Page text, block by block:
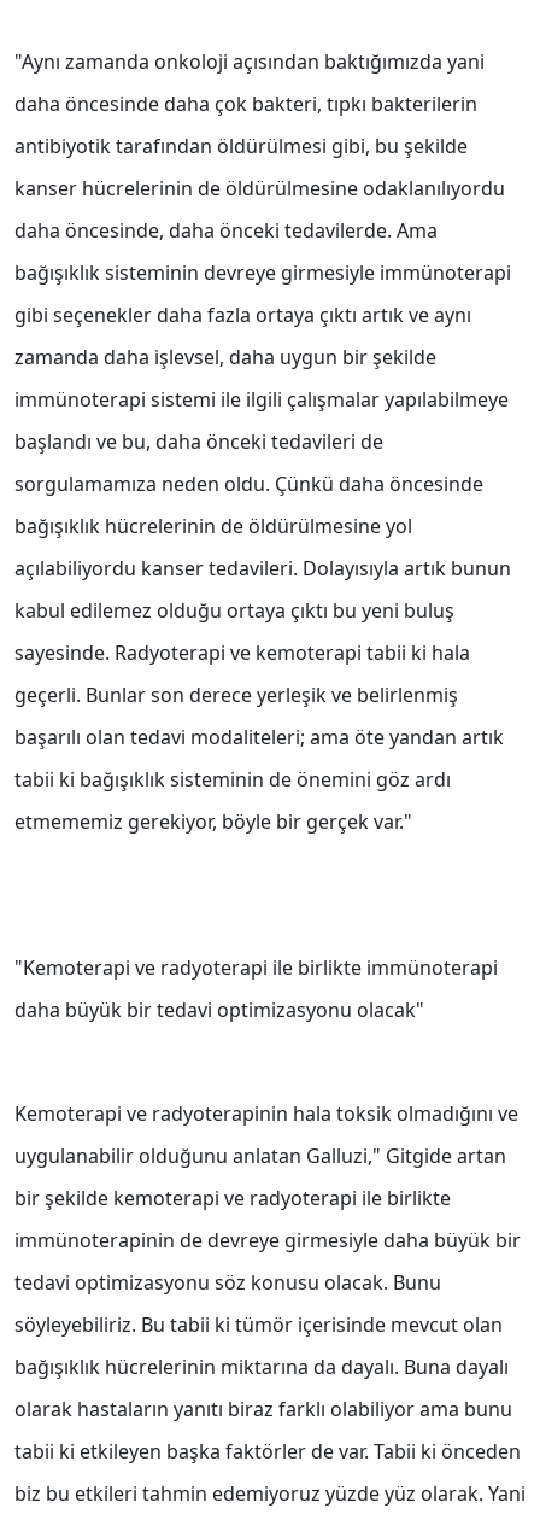
"Aynı zamanda onkoloji açısından baktığımızda yani
daha öncesinde daha çok bakteri, tıpkı bakterilerin
antibiyotik tarafından öldürülmesi gibi, bu şekilde
kanser hücrelerinin de öldürülmesine odaklanılıyordu
daha öncesinde, daha önceki tedavilerde. Ama
bağışıklık sisteminin devreye girmesiyle immünoterapi
gibi seçenekler daha fazla ortaya çıktı artık ve aynı
zamanda daha işlevsel, daha uygun bir şekilde
immünoterapi sistemi ile ilgili çalışmalar yapılabilmeye
başlandı ve bu, daha önceki tedavileri de
sorgulamamıza neden oldu. Çünkü daha öncesinde
bağışıklık hücrelerinin de öldürülmesine yol
açılabiliyordu kanser tedavileri. Dolayısıyla artık bunun
kabul edilemez olduğu ortaya çıktı bu yeni buluş
sayesinde. Radyoterapi ve kemoterapi tabii ki hala
geçerli. Bunlar son derece yerleşik ve belirlenmiş
başarılı olan tedavi modaliteleri; ama öte yandan artık
tabii ki bağışıklık sisteminin de önemini göz ardı
etmememiz gerekiyor, böyle bir gerçek var."
"Kemoterapi ve radyoterapi ile birlikte immünoterapi
daha büyük bir tedavi optimizasyonu olacak"
Kemoterapi ve radyoterapinin hala toksik olmadığını ve
uygulanabilir olduğunu anlatan Galluzi," Gitgide artan
bir şekilde kemoterapi ve radyoterapi ile birlikte
immünoterapinin de devreye girmesiyle daha büyük bir
tedavi optimizasyonu söz konusu olacak. Bunu
söyleyebiliriz. Bu tabii ki tümör içerisinde mevcut olan
bağışıklık hücrelerinin miktarına da dayalı. Buna dayalı
olarak hastaların yanıtı biraz farklı olabiliyor ama bunu
tabii ki etkileyen başka faktörler de var. Tabii ki önceden
biz bu etkileri tahmin edemiyoruz yüzde yüz olarak. Yani